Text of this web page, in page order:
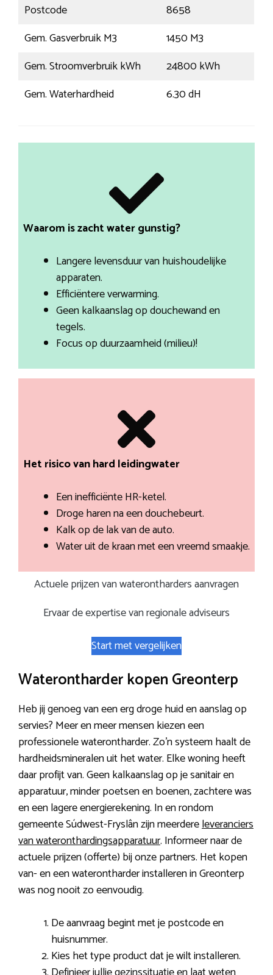
Postcode
8658
Gem. Gasverbruik M3
1450 M3
Gem. Stroomverbruik kWh
24800 kWh
Gem. Waterhardheid
6.30 dH
Waarom is zacht water gunstig?
Langere levensduur van huishoudelijke
apparaten.
Efficiëntere verwarming.
Geen kalkaanslag op douchewand en
tegels.
Focus op duurzaamheid (milieu)!
Het risico van hard leidingwater
Een inefficiënte HR-ketel.
Droge haren na een douchebeurt.
Kalk op de lak van de auto.
Water uit de kraan met een vreemd smaakje.
Actuele prijzen van waterontharders aanvragen
Ervaar de expertise van regionale adviseurs
Start met vergelijken
Waterontharder kopen Greonterp
Heb jij genoeg van een erg droge huid en aanslag op
servies? Meer en meer mensen kiezen een
professionele waterontharder. Zo’n systeem haalt de
hardheidsmineralen uit het water. Elke woning heeft
daar profijt van. Geen kalkaanslag op je sanitair en
apparatuur, minder poetsen en boenen, zachtere was
en een lagere energierekening. In en rondom
gemeente Súdwest-Fryslân zijn meerdereleveranciers
van wateronthardingsapparatuur. Informeer naar de
actuele prijzen (offerte) bij onze partners. Het kopen
van- en een waterontharder installeren in Greonterp
was nog nooit zo eenvoudig.
De aanvraag begint met je postcode en
huisnummer.
Kies het type product dat je wilt installeren.